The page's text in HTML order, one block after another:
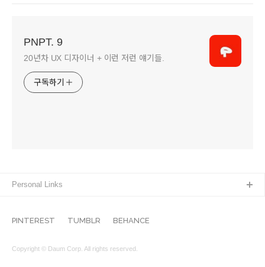
PNPT. 9
20년차 UX 디자이너 + 이런 저런 얘기들.
구독하기
PINTEREST TUMBLR BEHANCE
Copyright © Daum Corp. All rights reserved.
Personal Links